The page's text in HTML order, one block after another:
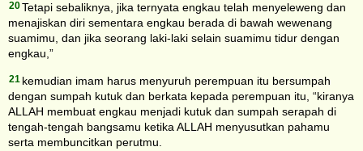
20Tetapi sebaliknya, jika ternyata engkau telah menyeleweng dan
menajiskan diri sementara engkau berada di bawah wewenang
suamimu, dan jika seorang laki-laki selain suamimu tidur dengan
engkau,”
21 kemudian imam harus menyuruh perempuan itu bersumpah
dengan sumpah kutuk dan berkata kepada perempuan itu, “kiranya
ALLAH membuat engkau menjadi kutuk dan sumpah serapah di
tengah-tengah bangsamu ketika ALLAH menyusutkan pahamu
serta membuncitkan perutmu.